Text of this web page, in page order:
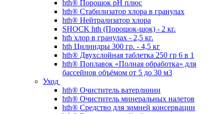
hth® Порошок pH плюс
hth® Стабилизатор хлора в гранулах
hth® Нейтрализатор хлора
SHOCK hth (Порошок-шок) - 2 кг.
hth хлор в гранулах - 2,5 кг.
hth Цилиндры 300 гр. - 4,5 кг
hth® Двухслойная таблетка 250 гр 6 в 1
hth® Поплавок «Полная обработка» для
бассейнов объёмом от 5 до 30 м3
Уход
hth® Очиститель ватерлинии
hth® Очиститель минеральных налетов
hth® Средство для зимней консервации